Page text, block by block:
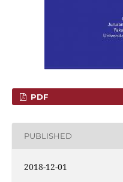
PDF
PUBLISHED
2018-12-01